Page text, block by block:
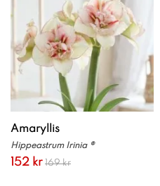
Amaryllis
Hippeastrum Irinia ®
152 kr 169 kr